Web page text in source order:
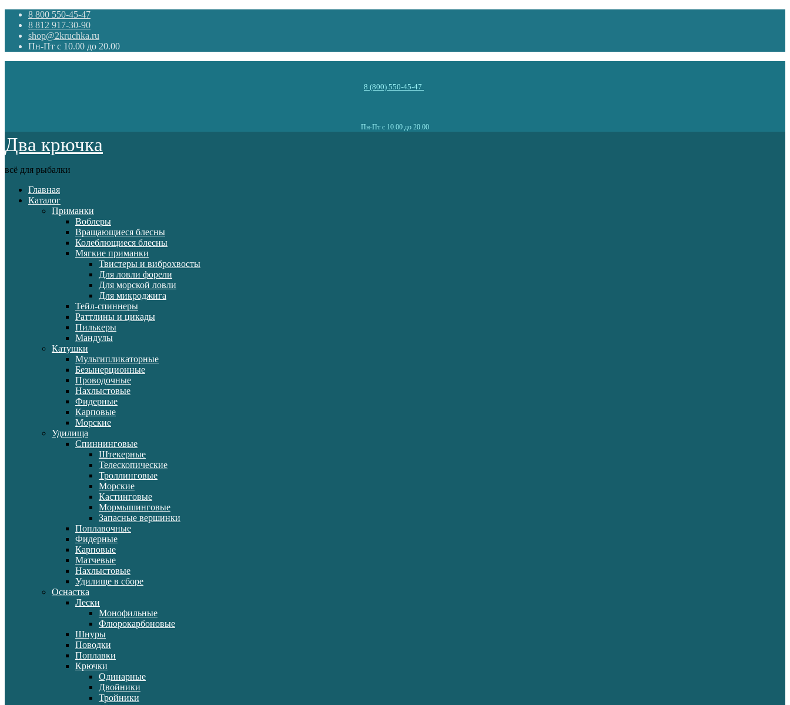
8 800 550-45-47
8 812 917-30-90
shop@2kruchka.ru
Пн-Пт с 10.00 до 20.00
8 (800) 550-45-47
Пн-Пт с 10.00 до 20.00
Два крючка
всё для рыбалки
Главная
Каталог
Приманки
Воблеры
Вращающиеся блесны
Колеблющиеся блесны
Мягкие приманки
Твистеры и виброхвосты
Для ловли форели
Для морской ловли
Для микроджига
Тейл-спиннеры
Раттлины и цикады
Пилькеры
Мандулы
Катушки
Мультипликаторные
Безынерционные
Проводочные
Нахлыстовые
Фидерные
Карповые
Морские
Удилища
Спиннинговые
Штекерные
Телескопические
Троллинговые
Морские
Кастинговые
Мормышинговые
Запасные вершинки
Поплавочные
Фидерные
Карповые
Матчевые
Нахлыстовые
Удилище в сборе
Оснастка
Лески
Монофильные
Флюрокарбоновые
Шнуры
Поводки
Поплавки
Крючки
Одинарные
Двойники
Тройники